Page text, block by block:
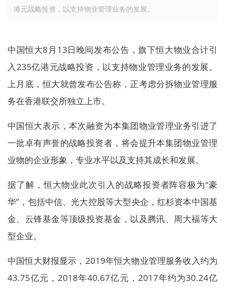
港元战略投资，以支持物业管理业务的发展。
中国恒大8月13日晚间发布公告，旗下恒大物业合计引
入235亿港元战略投资，以支持物业管理业务的发展。
上月底，恒大就曾发布公告称，正考虑分拆物业管理服
务在香港联交所独立上市。
中国恒大表示，本次融资为本集团物业管理业务引进了
一批卓有声誉的战略投资者，将会提升本集团物业管理
业物的企业形象，专业水平以及支持其成长和发展。
据了解，恒大物业此次引入的战略投资者阵容极为“豪
华”，包括中信、光大控股等大型央企，红杉资本中国基
金、云锋基金等顶级投资基金，以及腾讯、周大福等大
型企业。
中国恒大财报显示，2019年恒大物业管理服务收入约为
43.75亿元，2018年40.67亿元，2017年约为30.24亿